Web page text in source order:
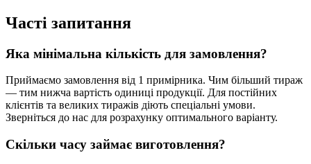
Часті запитання
Яка мінімальна кількість для замовлення?
Приймаємо замовлення від 1 примірника. Чим більший тираж
— тим нижча вартість одиниці продукції. Для постійних
клієнтів та великих тиражів діють спеціальні умови.
Зверніться до нас для розрахунку оптимального варіанту.
Скільки часу займає виготовлення?